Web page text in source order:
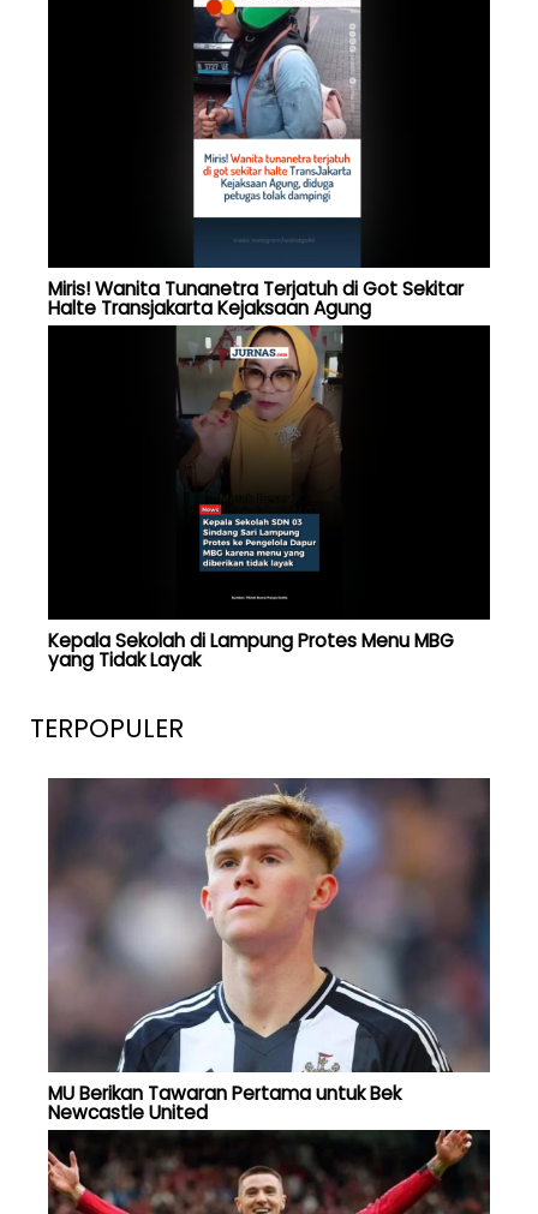
Miris! Wanita Tunanetra Terjatuh di Got Sekitar
Halte Transjakarta Kejaksaan Agung
Kepala Sekolah di Lampung Protes Menu MBG
yang Tidak Layak
TERPOPULER
MU Berikan Tawaran Pertama untuk Bek
Newcastle United